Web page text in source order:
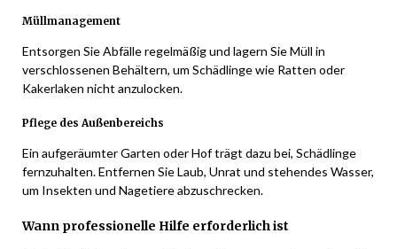
Müllmanagement
Entsorgen Sie Abfälle regelmäßig und lagern Sie Müll in
verschlossenen Behältern, um Schädlinge wie Ratten oder
Kakerlaken nicht anzulocken.
Pflege des Außenbereichs
Ein aufgeräumter Garten oder Hof trägt dazu bei, Schädlinge
fernzuhalten. Entfernen Sie Laub, Unrat und stehendes Wasser,
um Insekten und Nagetiere abzuschrecken.
Wann professionelle Hilfe erforderlich ist